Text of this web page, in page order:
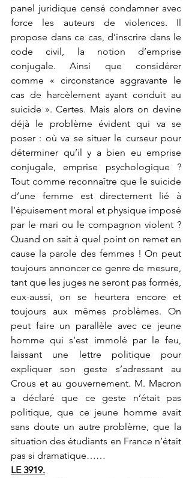
panel juridique censé condamner avec
force les auteurs de violences. Il
propose dans ce cas, d’inscrire dans le
code civil, la notion d’emprise
conjugale. Ainsi que considérer
comme « circonstance aggravante le
cas de harcèlement ayant conduit au
suicide ». Certes. Mais alors on devine
déjà le problème évident qui va se
poser : où va se situer le curseur pour
déterminer qu’il y a bien eu emprise
conjugale, emprise psychologique ?
Tout comme reconnaître que le suicide
d’une femme est directement lié à
l’épuisement moral et physique imposé
par le mari ou le compagnon violent ?
Quand on sait à quel point on remet en
cause la parole des femmes ! On peut
toujours annoncer ce genre de mesure,
tant que les juges ne seront pas formés,
eux-aussi, on se heurtera encore et
toujours aux mêmes problèmes. On
peut faire un parallèle avec ce jeune
homme qui s’est immolé par le feu,
laissant une lettre politique pour
expliquer son geste s’adressant au
Crous et au gouvernement. M. Macron
a déclaré que ce geste n’était pas
politique, que ce jeune homme avait
sans doute un autre problème, que la
situation des étudiants en France n’était
pas si dramatique……
LE 3919.